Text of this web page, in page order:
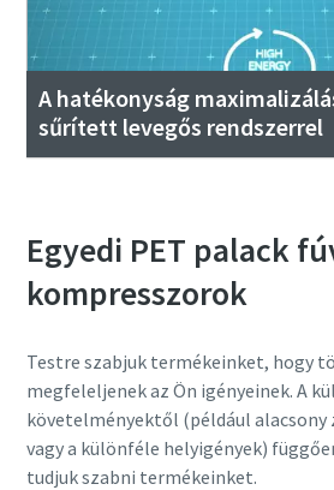
A hatékonyság
sűrített levegős rendszerrel
Egyedi PET palack
kompresszorok
Testre szabjuk termékeinket, hogy
megfeleljenek az Ön igényeinek. A
követelményektől (például alacsony
vagy a különféle helyigények)
tudjuk szabni termékeinket.